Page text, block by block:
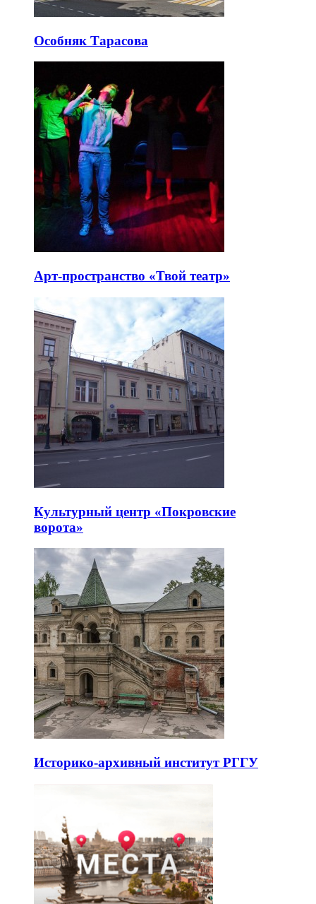
Особняк Тарасова
Арт-пространство «Твой театр»
Культурный центр «Покровские
ворота»
Историко-архивный институт РГГУ